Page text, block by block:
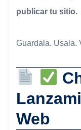
publicar tu sitio.
Guardala. Usala.
Web